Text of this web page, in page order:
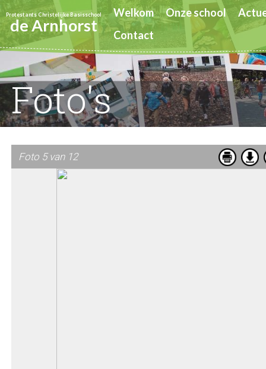
Foto's
Protestants Christelijke Basisschool
de Arnhorst
Welkom Onze school
Contact
Foto 5 van 12